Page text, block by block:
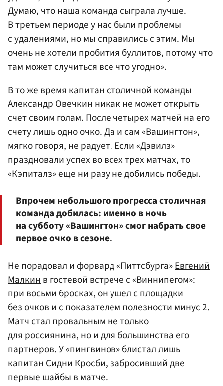
Думаю, что наша команда сыграла лучше.
В третьем периоде у нас были проблемы
с удалениями, но мы справились с этим. Мы
очень не хотели пробития буллитов, потому что
там может случиться все что угодно».
В то же время капитан столичной команды
Александр Овечкин никак не может открыть
счет своим голам. После четырех матчей на его
счету лишь одно очко. Да и сам «Вашингтон»,
мягко говоря, не радует. Если «Дэвилз»
праздновали успех во всех трех матчах, то
«Кэпиталз» еще ни разу не добились победы.
Впрочем небольшого прогресса столичная
команда добилась: именно в ночь
на субботу «Вашингтон» смог набрать свое
первое очко в сезоне.
Не порадовал и форвард «Питтсбурга»Евгений
Малкинв гостевой встрече с «Виннипегом»:
при восьми бросках, он ушел с площадки
без очков и с показателем полезности минус 2.
Матч стал провальным не только
для россиянина, но и для большинства его
партнеров. У «пингвинов» блистал лишь
капитан Сидни Кросби, забросивший две
первые шайбы в матче.